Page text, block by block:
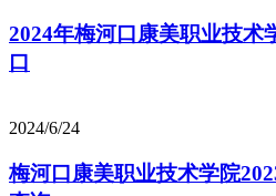
2024年梅河口康美职业技术
口
2024/6/24
梅河口康美职业技术学院